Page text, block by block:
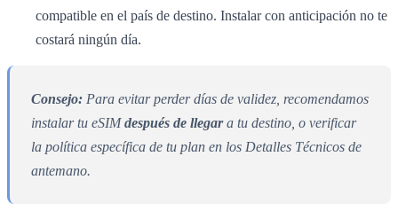
compatible en el país de destino. Instalar con anticipación no te
costará ningún día.
Consejo: Para evitar perder días de validez, recomendamos
instalar tu eSIMdespués de llegara tu destino, o verificar
la política específica de tu plan en los Detalles Técnicos de
antemano.